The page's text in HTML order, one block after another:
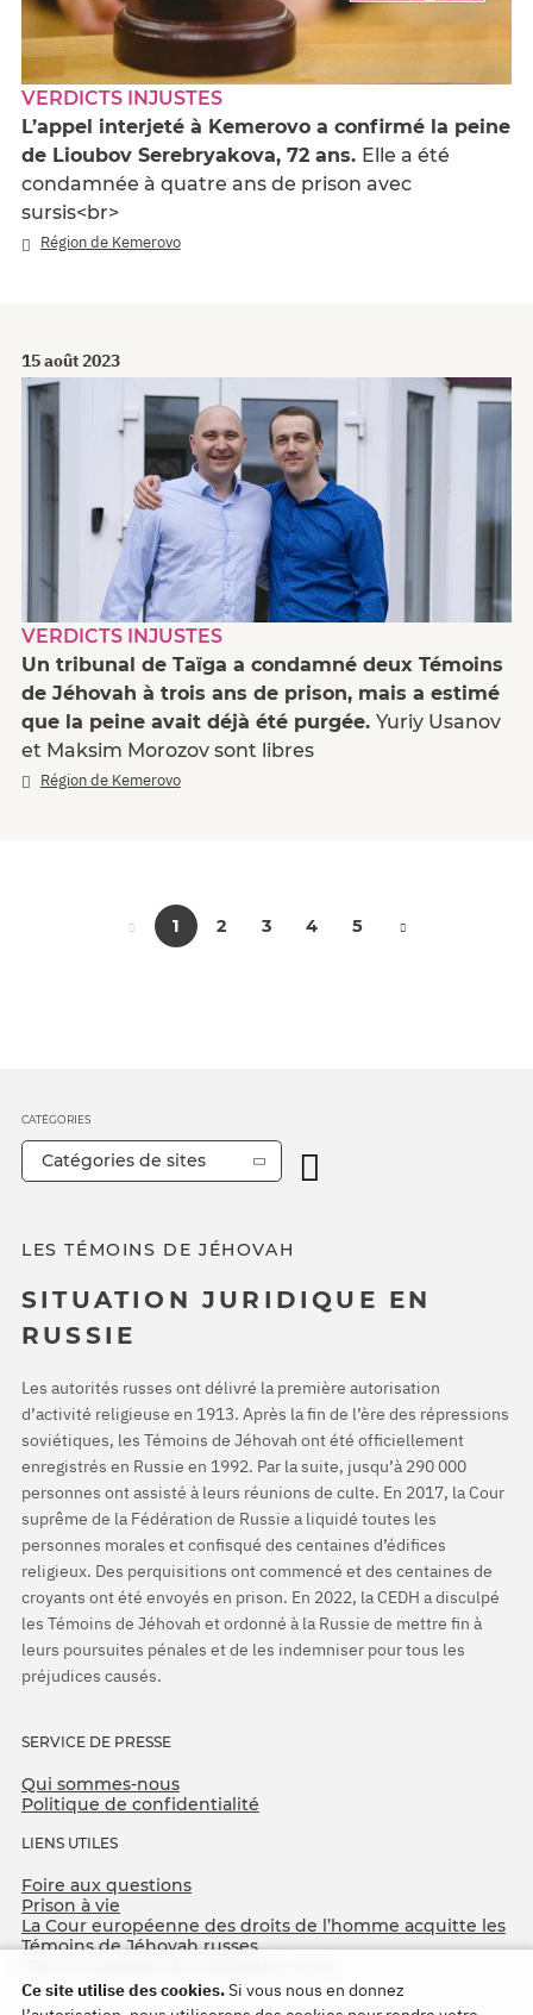
VERDICTS INJUSTES
L’appel interjeté à Kemerovo a confirmé la peine
de Lioubov Serebryakova, 72 ans. Elle a été
condamnée à quatre ans de prison avec
sursis<br>
Région de Kemerovo
15 août 2023
VERDICTS INJUSTES
Un tribunal de Taïga a condamné deux Témoins
de Jéhovah à trois ans de prison, mais a estimé
que la peine avait déjà été purgée. Yuriy Usanov
et Maksim Morozov sont libres
Région de Kemerovo
1 2 3 4 5
LES TÉMOINS DE JÉHOVAH
SITUATION JURIDIQUE EN
RUSSIE
Les autorités russes ont délivré la première autorisation
d’activité religieuse en 1913. Après la fin de l’ère des répressions
soviétiques, les Témoins de Jéhovah ont été officiellement
enregistrés en Russie en 1992. Par la suite, jusqu’à 290 000
personnes ont assisté à leurs réunions de culte. En 2017, la Cour
suprême de la Fédération de Russie a liquidé toutes les
personnes morales et confisqué des centaines d’édifices
religieux. Des perquisitions ont commencé et des centaines de
croyants ont été envoyés en prison. En 2022, la CEDH a disculpé
les Témoins de Jéhovah et ordonné à la Russie de mettre fin à
leurs poursuites pénales et de les indemniser pour tous les
préjudices causés.
SERVICE DE PRESSE
Qui sommes-nous
Politique de confidentialité
LIENS UTILES
Foire aux questions
Prison à vie
La Cour européenne des droits de l’homme acquitte les
Témoins de Jéhovah russes
CATÉGORIES
Catégories de sites
Ce site utilise des cookies.Si vous nous en donnez